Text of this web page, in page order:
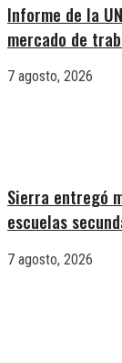
Informe de la
mercado de
7 agosto, 2026
Sierra entregó
escuelas
7 agosto, 2026